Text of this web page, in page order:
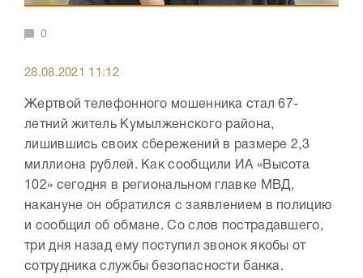
0
28.08.2021 11:12
Жертвой телефонного мошенника стал 67-
летний житель Кумылженского района,
лишившись своих сбережений в размере 2,3
миллиона рублей. Как сообщили ИА «Высота
102» сегодня в региональном главке МВД,
накануне он обратился с заявлением в полицию
и сообщил об обмане. Со слов пострадавшего,
три дня назад ему поступил звонок якобы от
сотрудника службы безопасности банка.